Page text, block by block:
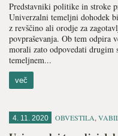
Predstavniki politike in stroke
Univerzalni temeljni dohodek
z revščino ali orodje za
povpraševanja. Ob tem odpira
morali zato odpovedati drugim
temeljnem...
več
4. 11. 2020 OBVESTILA,